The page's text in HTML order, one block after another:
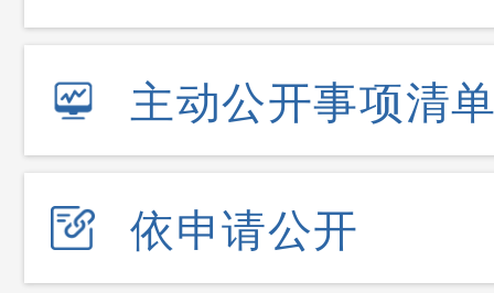
主动公开事项清
依申请公开